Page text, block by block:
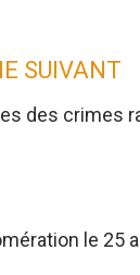
SUIVANT
des
le 25